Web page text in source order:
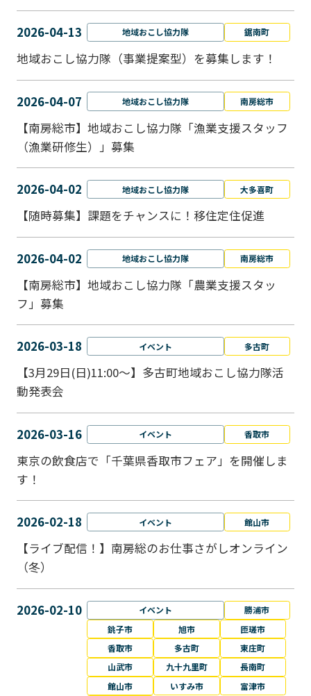
2026-04-13 地域おこし協力隊 鋸南町
地域おこし協力隊（事業提案型）を募集します！
2026-04-07 地域おこし協力隊 南房総市
【南房総市】地域おこし協力隊「漁業支援スタッフ
（漁業研修生）」募集
2026-04-02 地域おこし協力隊 大多喜町
【随時募集】課題をチャンスに！移住定住促進
2026-04-02 地域おこし協力隊 南房総市
【南房総市】地域おこし協力隊「農業支援スタッ
フ」募集
2026-03-18 イベント 多古町
【3月29日(日)11:00～】多古町地域おこし協力隊活
動発表会
2026-03-16 イベント 香取市
東京の飲食店で「千葉県香取市フェア」を開催しま
す！
2026-02-18 イベント 館山市
【ライブ配信！】南房総のお仕事さがしオンライン
（冬）
2026-02-10 イベント
勝浦市
銚子市
旭市
匝瑳市
香取市
多古町
東庄町
山武市
九十九里町
長南町
館山市
いすみ市
富津市